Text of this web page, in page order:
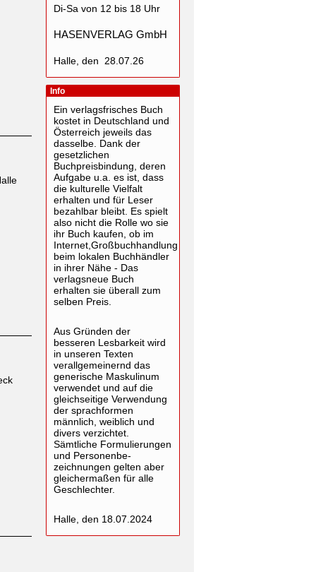
Di-Sa von 12 bis 18 Uhr
HASENVERLAG GmbH
Halle, den 28.07.26
Info
Ein verlagsfrisches Buch
kostet in Deutschland und
Österreich jeweils das
dasselbe. Dank der
gesetzlichen
Buchpreisbindung, deren
Aufgabe u.a. es ist, dass
die kulturelle Vielfalt
erhalten und für Leser
bezahlbar bleibt. Es spielt
also nicht die Rolle wo sie
ihr Buch kaufen, ob im
Internet,Großbuchhandlung
beim lokalen Buchhändler
in ihrer Nähe - Das
verlagsneue Buch
erhalten sie überall zum
selben Preis.
Aus Gründen der
besseren Lesbarkeit wird
in unseren Texten
verallgemeinernd das
generische Maskulinum
verwendet und auf die
gleichseitige Verwendung
der sprachformen
männlich, weiblich und
divers verzichtet.
Sämtliche Formulierungen
und Personenbe-
zeichnungen gelten aber
gleichermaßen für alle
Geschlechter.
Halle, den 18.07.2024